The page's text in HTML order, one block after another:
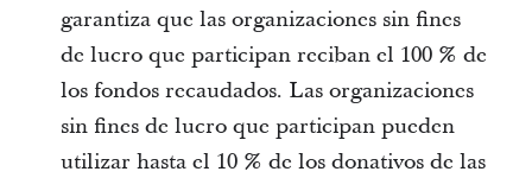
garantiza que las organizaciones sin fines
de lucro que participan reciban el 100 % de
los fondos recaudados. Las organizaciones
sin fines de lucro que participan pueden
utilizar hasta el 10 % de los donativos de las